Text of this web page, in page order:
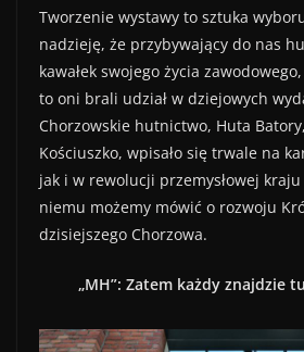
Tworzenie wystawy to sztuka
nadzieję, że przybywający do nas
kawałek swojego życia
to oni brali udział w dziejowych
Chorzowskie hutnictwo, Huta
Kościuszko, wpisało się trwale na
jak i w rewolucji przemysłowej
niemu możemy mówić o rozwoju
dzisiejszego Chorzowa.
„MH”: Zatem każdy znajdzie